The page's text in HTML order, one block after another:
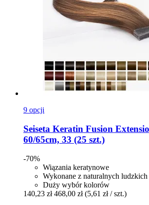
9 opcji
Seiseta Keratin Fusion
60/65cm, 33 (25 szt.)
-70%
Wiązania keratynowe
Wykonane z naturalnych ludzkich
Duży wybór kolorów
140,23 zł 468,00 zł (5,61 zł / szt.)